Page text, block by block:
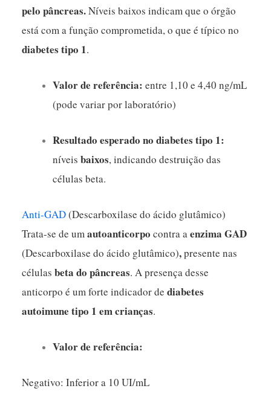
pelo pâncreas.Níveis baixos indicam que o órgão
está com a função comprometida, o que é típico no
diabetes tipo 1.
Valor de referência: entre 1,10 e 4,40 ng/mL
(pode variar por laboratório)
Resultado esperado no diabetes tipo 1:
níveisbaixos, indicando destruição das
células beta.
Anti-GAD(Descarboxilase do ácido glutâmico)
Trata-se de umautoanticorpo contra aenzima GAD
(Descarboxilase do ácido glutâmico),presente nas
célulasbeta do pâncreas. A presença desse
anticorpo é um forte indicador dediabetes
autoimune tipo 1 em crianças.
Valor de referência:
Negativo: Inferior a 10 UI/mL